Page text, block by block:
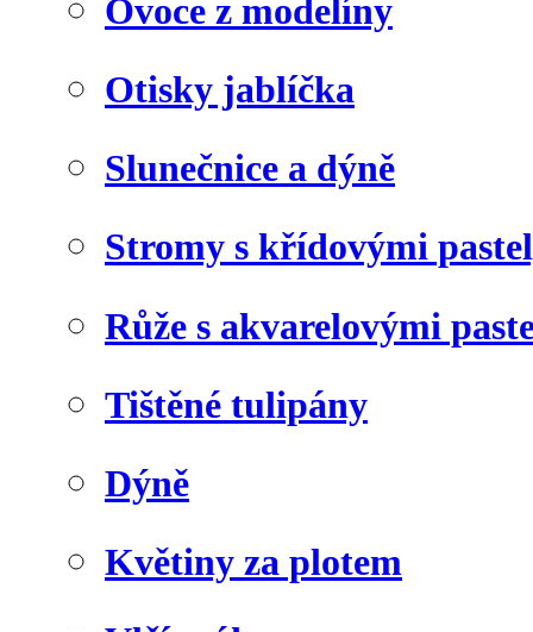
Ovoce z modelíny
Otisky jablíčka
Slunečnice a dýně
Stromy s křídovými
Růže s akvarelovými
Tištěné tulipány
Dýně
Květiny za plotem